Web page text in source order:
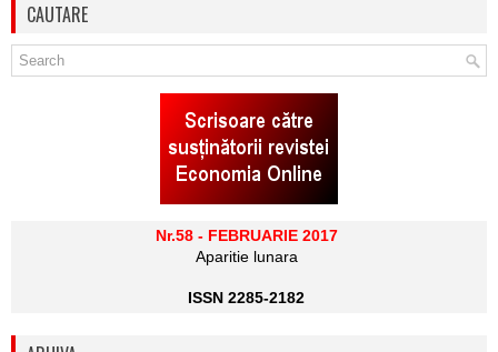
CAUTARE
Nr.58 - FEBRUARIE 2017
Aparitie lunara
ISSN 2285-2182